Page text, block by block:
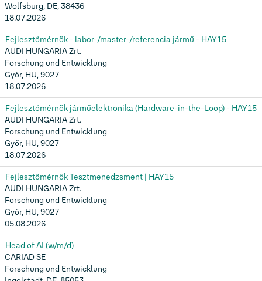
Wolfsburg, DE, 38436
18.07.2026
Fejlesztőmérnök - labor-/master-/referencia jármű - HAY15
AUDI HUNGARIA Zrt.
Forschung und Entwicklung
Győr, HU, 9027
18.07.2026
Fejlesztőmérnök járműelektronika (Hardware-in-the-Loop) - HAY15
AUDI HUNGARIA Zrt.
Forschung und Entwicklung
Győr, HU, 9027
18.07.2026
Fejlesztőmérnök Tesztmenedzsment | HAY15
AUDI HUNGARIA Zrt.
Forschung und Entwicklung
Győr, HU, 9027
05.08.2026
Head of AI (w/m/d)
CARIAD SE
Forschung und Entwicklung